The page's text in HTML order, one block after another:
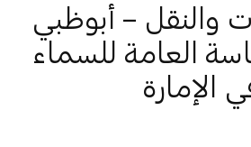
والنقل – أبوظبي
العامة للسماء
الإمارة